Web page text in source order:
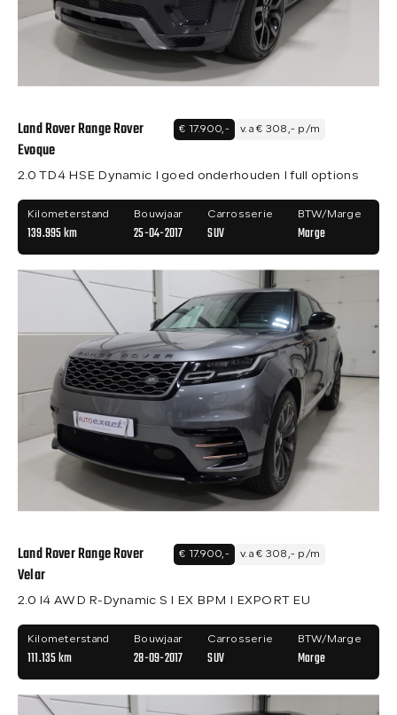
Land Rover Range Rover
Evoque
€ 17.900,- v.a € 308,- p/m
2.0 TD4 HSE Dynamic I goed onderhouden I full options
Kilometerstand
139.995 km
Bouwjaar
25-04-2017
Carrosserie
SUV
BTW/Marge
Marge
Land Rover Range Rover
Velar
€ 17.900,- v.a € 308,- p/m
2.0 I4 AWD R-Dynamic S I EX BPM I EXPORT EU
Kilometerstand
111.135 km
Bouwjaar
28-09-2017
Carrosserie
SUV
BTW/Marge
Marge